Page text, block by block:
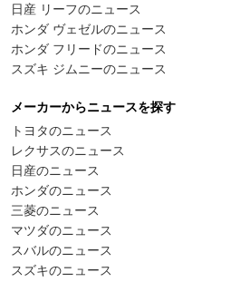
日産 リーフのニュース
ホンダ ヴェゼルのニュース
ホンダ フリードのニュース
スズキ ジムニーのニュース
メーカーからニュースを探す
トヨタのニュース
レクサスのニュース
日産のニュース
ホンダのニュース
三菱のニュース
マツダのニュース
スバルのニュース
スズキのニュース